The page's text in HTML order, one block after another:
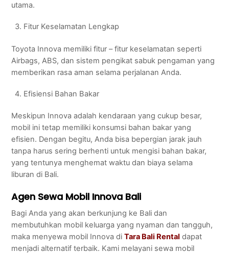
utama.
Fitur Keselamatan Lengkap
Toyota Innova memiliki fitur – fitur keselamatan seperti
Airbags, ABS, dan sistem pengikat sabuk pengaman yang
memberikan rasa aman selama perjalanan Anda.
Efisiensi Bahan Bakar
Meskipun Innova adalah kendaraan yang cukup besar,
mobil ini tetap memiliki konsumsi bahan bakar yang
efisien. Dengan begitu, Anda bisa bepergian jarak jauh
tanpa harus sering berhenti untuk mengisi bahan bakar,
yang tentunya menghemat waktu dan biaya selama
liburan di Bali.
Agen Sewa Mobil Innova Bali
Bagi Anda yang akan berkunjung ke Bali dan
membutuhkan mobil keluarga yang nyaman dan tangguh,
maka menyewa mobil Innova diTara Bali Rental dapat
menjadi alternatif terbaik. Kami melayani sewa mobil